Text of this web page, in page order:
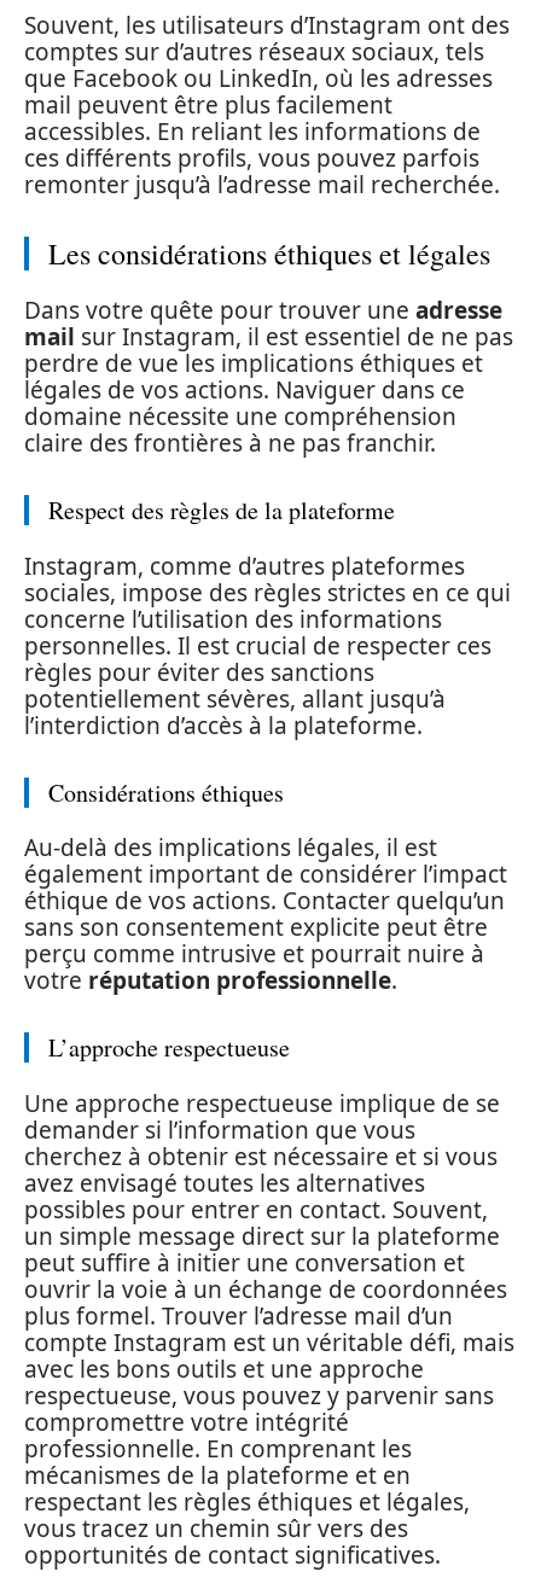
Souvent, les utilisateurs d’Instagram ont des
comptes sur d’autres réseaux sociaux, tels
que Facebook ou LinkedIn, où les adresses
mail peuvent être plus facilement
accessibles. En reliant les informations de
ces différents profils, vous pouvez parfois
remonter jusqu’à l’adresse mail recherchée.
Les considérations éthiques et légales
Dans votre quête pour trouver une adresse
mail sur Instagram, il est essentiel de ne pas
perdre de vue les implications éthiques et
légales de vos actions. Naviguer dans ce
domaine nécessite une compréhension
claire des frontières à ne pas franchir.
Respect des règles de la plateforme
Instagram, comme d’autres plateformes
sociales, impose des règles strictes en ce qui
concerne l’utilisation des informations
personnelles. Il est crucial de respecter ces
règles pour éviter des sanctions
potentiellement sévères, allant jusqu’à
l’interdiction d’accès à la plateforme.
Considérations éthiques
Au-delà des implications légales, il est
également important de considérer l’impact
éthique de vos actions. Contacter quelqu’un
sans son consentement explicite peut être
perçu comme intrusive et pourrait nuire à
votre réputation professionnelle.
L’approche respectueuse
Une approche respectueuse implique de se
demander si l’information que vous
cherchez à obtenir est nécessaire et si vous
avez envisagé toutes les alternatives
possibles pour entrer en contact. Souvent,
un simple message direct sur la plateforme
peut suffire à initier une conversation et
ouvrir la voie à un échange de coordonnées
plus formel. Trouver l’adresse mail d’un
compte Instagram est un véritable défi, mais
avec les bons outils et une approche
respectueuse, vous pouvez y parvenir sans
compromettre votre intégrité
professionnelle. En comprenant les
mécanismes de la plateforme et en
respectant les règles éthiques et légales,
vous tracez un chemin sûr vers des
opportunités de contact significatives.